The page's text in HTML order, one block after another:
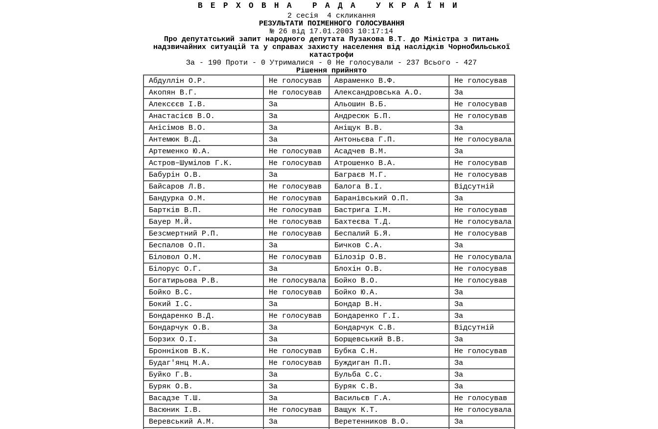
ВЕРХОВНА РАДА УКРАЇНИ
2 сесія 4 скликання
РЕЗУЛЬТАТИ ПОІМЕННОГО ГОЛОСУВАННЯ
№ 26 від 17.01.2003 10:17:14
Про депутатський запит народного депутата Пузакова В.Т. до Міністра з питань
надзвичайних ситуацій та у справах захисту населення від наслідків Чорнобильської
катастрофи
За - 190 Проти - 0 Утрималися - 0 Не голосували - 237 Всього - 427
Рішення прийнято
Абдуллін О.Р.
Не голосував Авраменко В.Ф.
Не голосував
Акопян В.Г.
Не голосував Александровська А.О.
За
Алексєєв І.В.
За Альошин В.Б.
Не голосував
Анастасієв В.О.
За Андресюк Б.П.
Не голосував
Анісімов В.О.
За Аніщук В.В.
За
Антемюк В.Д.
За Антоньєва Г.П.
Не голосувала
Артеменко Ю.А.
Не голосував Асадчев В.М.
За
Астров–Шумілов Г.К.
Не голосував Атрошенко В.А.
Не голосував
Бабурін О.В.
За Баграєв М.Г.
Не голосував
Байсаров Л.В.
Не голосував Балога В.І.
Відсутній
Бандурка О.М.
Не голосував Баранівський О.П.
За
Бартків В.П.
Не голосував Бастрига І.М.
Не голосував
Бауер М.Й.
Не голосував Бахтеєва Т.Д.
Не голосувала
Безсмертний Р.П.
Не голосував Беспалий Б.Я.
Не голосував
Беспалов О.П.
За Бичков С.А.
За
Біловол О.М.
Не голосував Білозір О.В.
Не голосувала
Білорус О.Г.
За Блохін О.В.
Не голосував
Богатирьова Р.В.
Не голосувала Бойко В.О.
Не голосував
Бойко В.С.
Не голосував Бойко Ю.А.
За
Бокий І.С.
За Бондар В.Н.
За
Бондаренко В.Д.
Не голосував Бондаренко Г.І.
За
Бондарчук О.В.
За Бондарчук С.В.
Відсутній
Борзих О.І.
За Борщевський В.В.
За
Бронніков В.К.
Не голосував Бубка С.Н.
Не голосував
Будаг'янц М.А.
Не голосував Буждиган П.П.
За
Буйко Г.В.
За Бульба С.С.
За
Буряк О.В.
За Буряк С.В.
За
Васадзе Т.Ш.
За Васильєв Г.А.
Не голосував
Васюник І.В.
Не голосував Ващук К.Т.
Не голосувала
Веревський А.М.
За Веретенников В.О.
За